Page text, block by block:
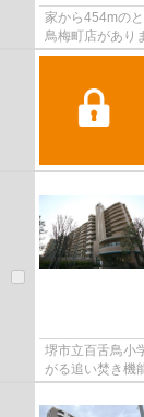
家から454mの
鳥梅町店があり
する必要のない
堺市立百舌鳥小
がる追い焚き機
分ではないでし